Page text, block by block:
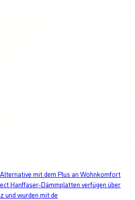
mit dem Plus an Wohnkomfort
Hanffaser-Dämmplatten verfügen über
und wurden mit de